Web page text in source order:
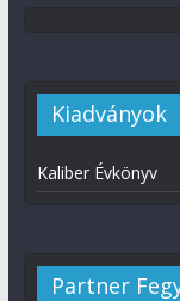
Kiadványok
Kaliber Évkönyv
Partner